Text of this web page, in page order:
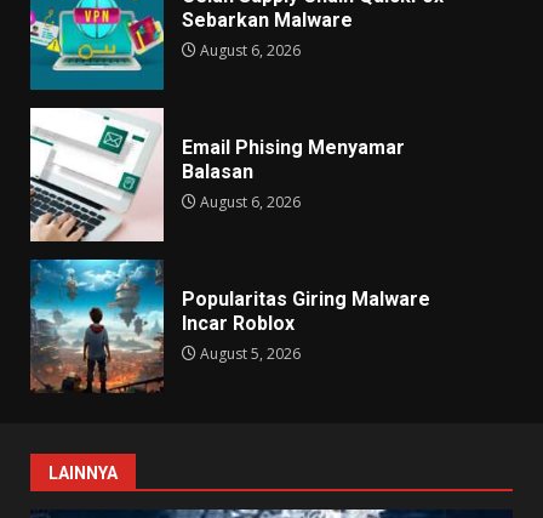
Sebarkan Malware
August 6, 2026
Email Phising Menyamar
Balasan
August 6, 2026
Popularitas Giring Malware
Incar Roblox
August 5, 2026
LAINNYA